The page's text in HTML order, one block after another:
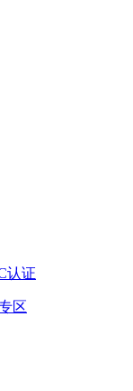
认证
区